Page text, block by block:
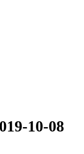
10-08